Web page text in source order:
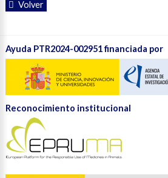
Volver
Ayuda PTR2024-002951 financiada por
Reconocimiento institucional